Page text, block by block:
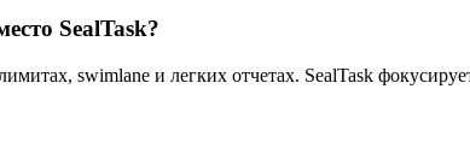
SealTask?
swimlane и легких отчетах. SealTask